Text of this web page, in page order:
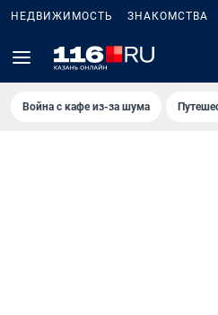
НЕДВИЖИМОСТЬ ЗНАКОМСТВА
Война с кафе из-за шума